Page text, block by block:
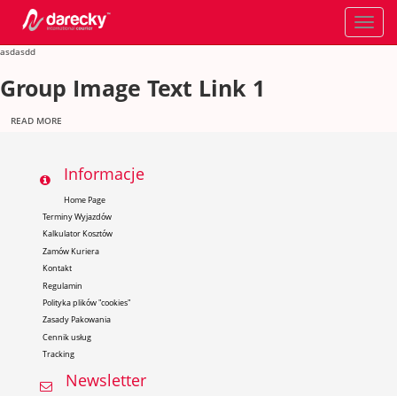
Toggle
asdasdd
Group Image Text Link 1
READ MORE
Informacje
Home Page
Terminy Wyjazdów
Kalkulator Kosztów
Zamów Kuriera
Kontakt
Regulamin
Polityka plików "cookies"
Zasady Pakowania
Cennik usług
Tracking
Newsletter